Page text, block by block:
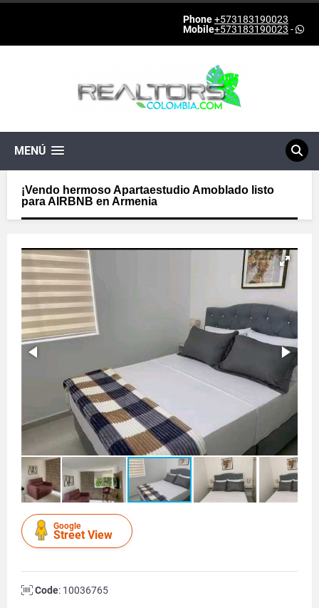
Phone+573183190023
Mobile+573183190023 -
MENÚ
¡Vendo hermoso Apartaestudio Amoblado listo
para AIRBNB en Armenia
Google
Street View
Code: 10036765